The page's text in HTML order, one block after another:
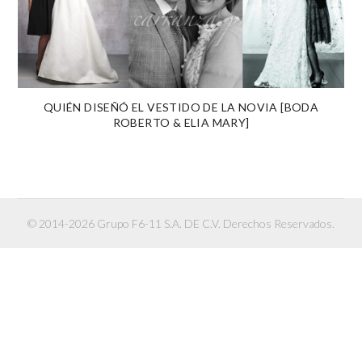
QUIÉN DISEÑÓ EL VESTIDO DE LA NOVIA [BODA
ROBERTO & ELIA MARY]
© 2014-2026 Grupo F6-11 S.A. DE C.V. Derechos Reservados.